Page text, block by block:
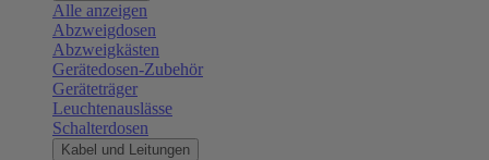
Alle anzeigen
Abzweigdosen
Abzweigkästen
Gerätedosen-Zubehör
Geräteträger
Leuchtenauslässe
Schalterdosen
Kabel und Leitungen